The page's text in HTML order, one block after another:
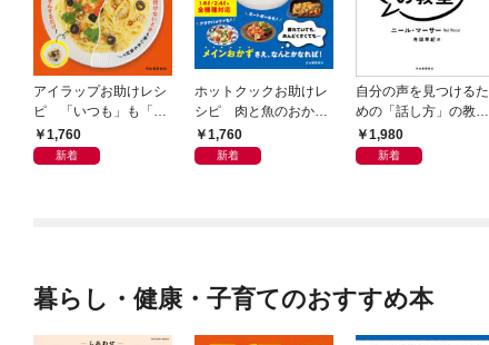
アイラップお助けレシ
ピ 「いつも」も「も
しも」もおいしい！
1,760
新着
ホットクックお助けレ
シピ 肉と魚のおか
ず 少ない材料＆調味
料で、あとはスイッチ
1,760
新着
自分の声を見つけるた
めの「話し方」の教
室 Ｏｒａｃｙ（オラ
シー）
1,980
新着
暮らし・健康・子育てのおすすめ本